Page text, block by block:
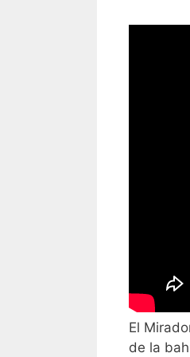
El
de la